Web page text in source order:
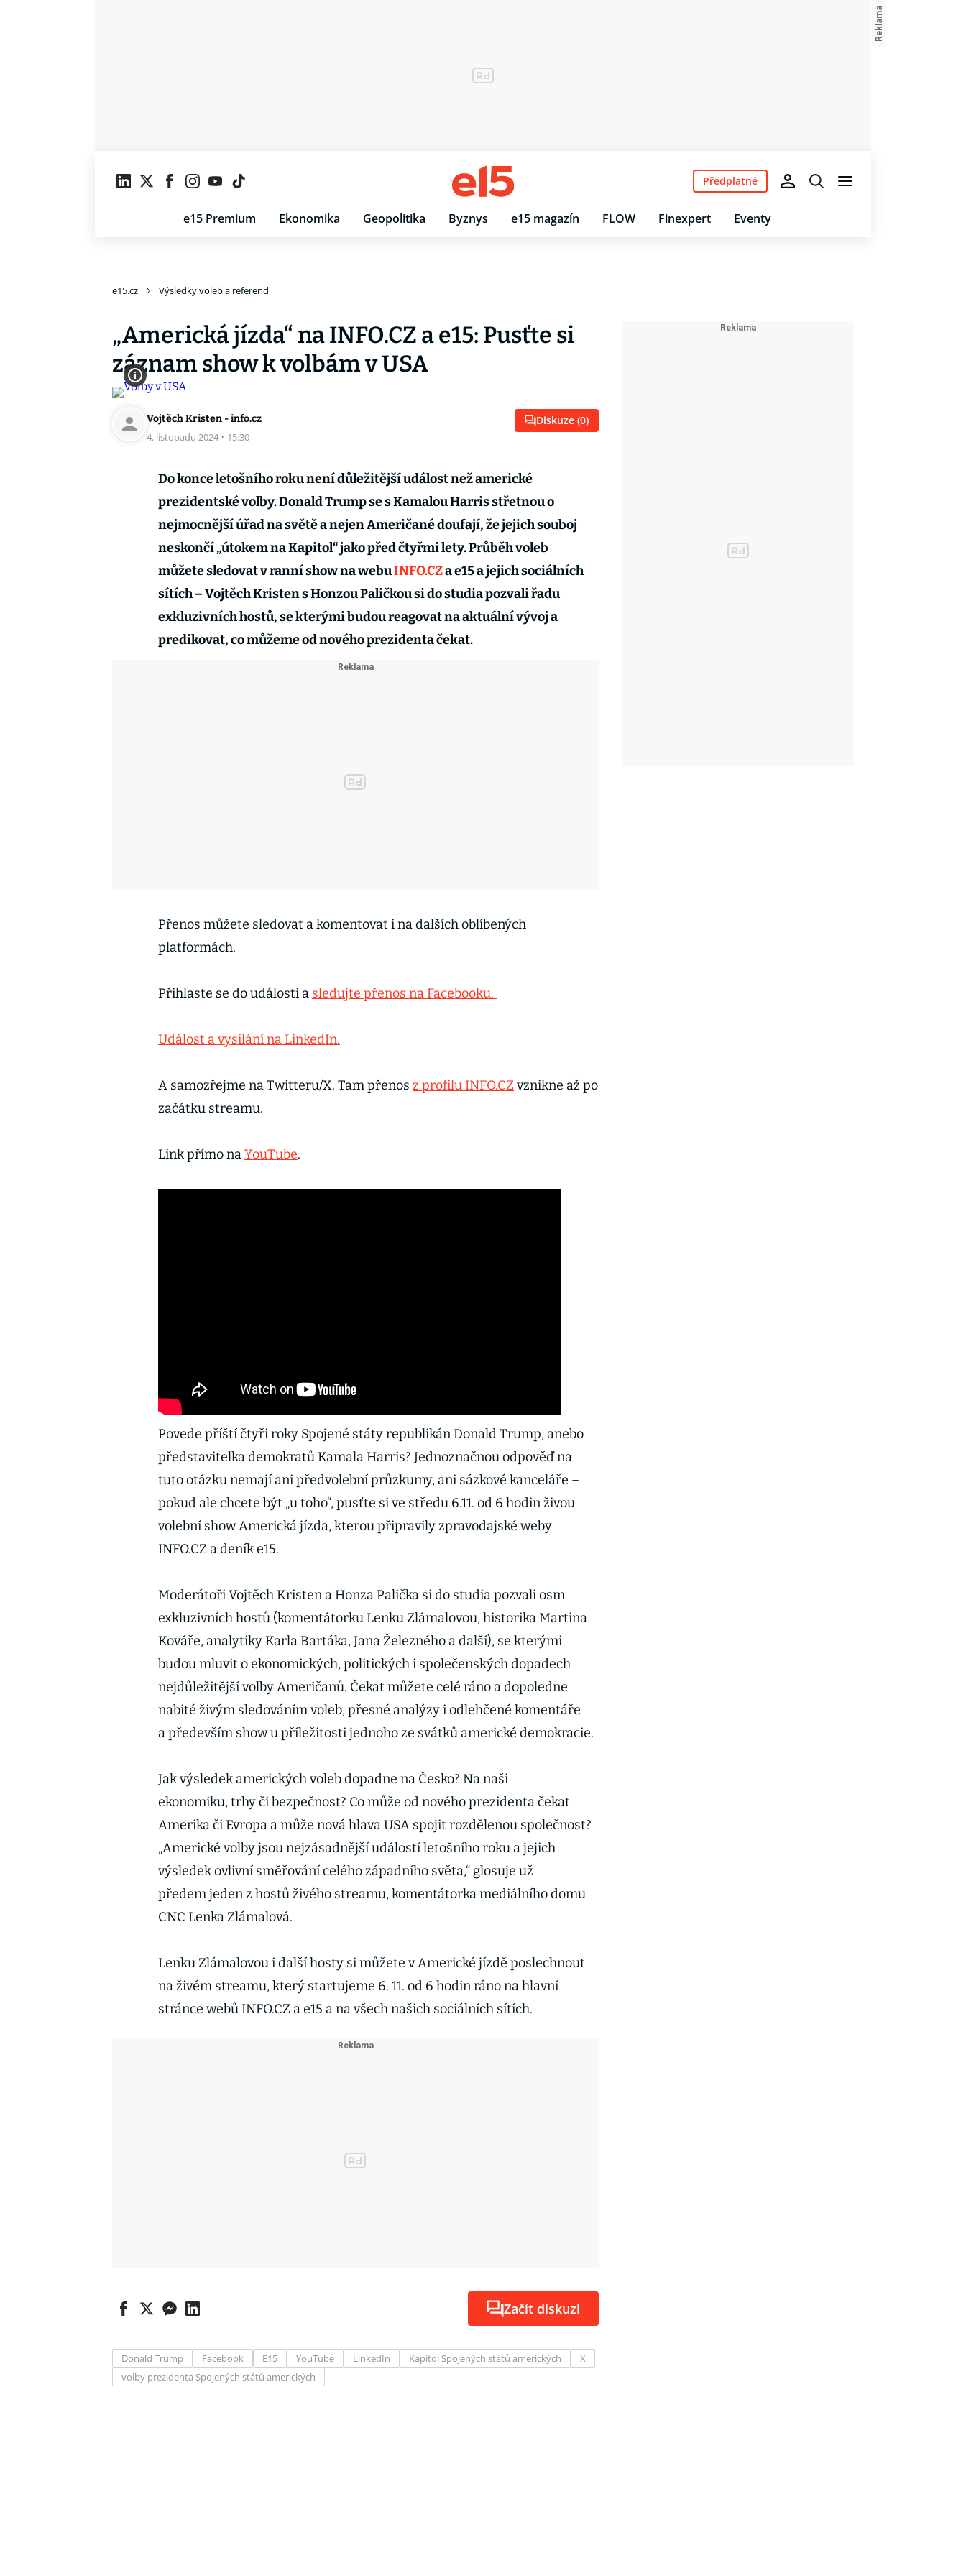
e15 Premium Ekonomika Geopolitika Byznys e15 magazín FLOW Finexpert Eventy
Předplatné
e15.cz Výsledky voleb a referend
„Americká jízda“ na INFO.CZ a e15: Pusťte si
záznam show k volbám v USA
Vojtěch Kristen - info.cz
4. listopadu 2024 · 15:30
Diskuze (0)
Do konce letošního roku není důležitější událost než americké
prezidentské volby. Donald Trump se s Kamalou Harris střetnou o
nejmocnější úřad na světě a nejen Američané doufají, že jejich souboj
neskončí „útokem na Kapitol“ jako před čtyřmi lety. Průběh voleb
můžete sledovat v ranní show na webuINFO.CZa e15 a jejich sociálních
sítích – Vojtěch Kristen s Honzou Paličkou si do studia pozvali řadu
exkluzivních hostů, se kterými budou reagovat na aktuální vývoj a
predikovat, co můžeme od nového prezidenta čekat.
Přenos můžete sledovat a komentovat i na dalších oblíbených
platformách.
Přihlaste se do události a sledujte přenos na Facebooku.
Událost a vysílání na LinkedIn.
A samozřejme na Twitteru/X. Tam přenos z profilu INFO.CZvznikne až po
začátku streamu.
Link přímo naYouTube.
Povede příští čtyři roky Spojené státy republikán Donald Trump, anebo
představitelka demokratů Kamala Harris? Jednoznačnou odpověď na
tuto otázku nemají ani předvolební průzkumy, ani sázkové kanceláře –
pokud ale chcete být „u toho“, pusťte si ve středu 6.11. od 6 hodin živou
volební show Americká jízda, kterou připravily zpravodajské weby
INFO.CZ a deník e15.
Moderátoři Vojtěch Kristen a Honza Palička si do studia pozvali osm
exkluzivních hostů (komentátorku Lenku Zlámalovou, historika Martina
Kováře, analytiky Karla Bartáka, Jana Železného a další), se kterými
budou mluvit o ekonomických, politických i společenských dopadech
nejdůležitější volby Američanů. Čekat můžete celé ráno a dopoledne
nabité živým sledováním voleb, přesné analýzy i odlehčené komentáře
a především show u příležitosti jednoho ze svátků americké demokracie.
Jak výsledek amerických voleb dopadne na Česko? Na naši
ekonomiku, trhy či bezpečnost? Co může od nového prezidenta čekat
Amerika či Evropa a může nová hlava USA spojit rozdělenou společnost?
„Americké volby jsou nejzásadnější událostí letošního roku a jejich
výsledek ovlivní směřování celého západního světa,“ glosuje už
předem jeden z hostů živého streamu, komentátorka mediálního domu
CNC Lenka Zlámalová.
Lenku Zlámalovou i další hosty si můžete v Americké jízdě poslechnout
na živém streamu, který startujeme 6. 11. od 6 hodin ráno na hlavní
stránce webů INFO.CZ a e15 a na všech našich sociálních sítích.
Začít diskuzi
Donald Trump Facebook E15 YouTube LinkedIn Kapitol Spojených států amerických
X
volby prezidenta Spojených států amerických